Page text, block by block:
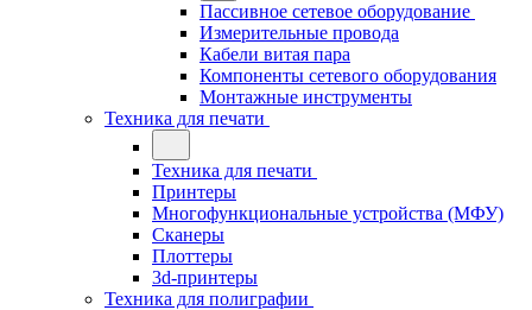
Пассивное сетевое оборудование
Измерительные провода
Кабели витая пара
Компоненты сетевого оборудования
Монтажные инструменты
Техника для печати
Техника для печати
Принтеры
Многофункциональные устройства (МФУ)
Сканеры
Плоттеры
3d-принтеры
Техника для полиграфии